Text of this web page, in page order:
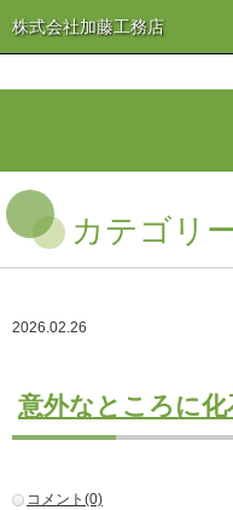
株式会社加藤工務店
コンセプト
事業案内
カテゴリ
2026.02.26
意外なところに化
コメント(0)